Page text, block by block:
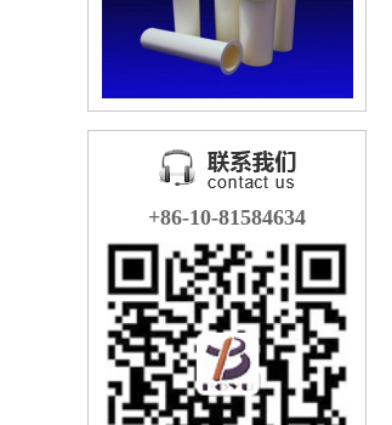
+86-10-81584634